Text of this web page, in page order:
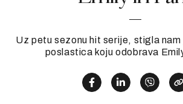
Uz petu sezonu hit serije, stigla nam
poslastica koju odobrava